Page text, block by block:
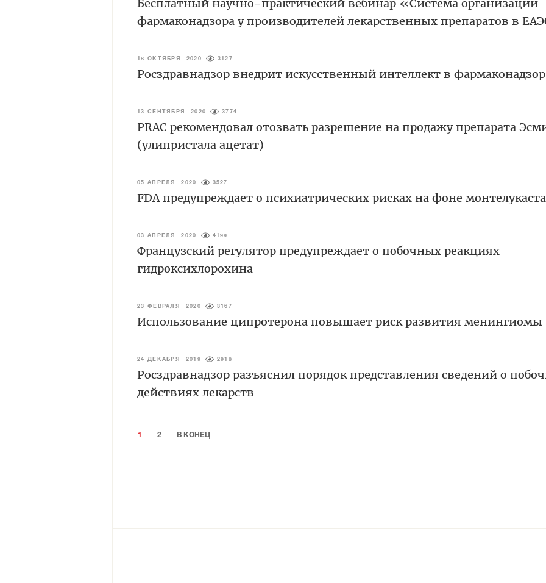
Бесплатный научно-практический вебинар «Система организации
фармаконадзора у производителей лекарственных препаратов в
18 ОКТЯБРЯ 2020 3127
Росздравнадзор внедрит искусственный интеллект в фармаконадзор
13 СЕНТЯБРЯ 2020 3774
PRAC рекомендовал отозвать разрешение на продажу препарата
(улипристала ацетат)
05 АПРЕЛЯ 2020 3527
FDA предупреждает о психиатрических рисках на фоне монтелукаста
03 АПРЕЛЯ 2020 4199
Французский регулятор предупреждает о побочных реакциях
гидроксихлорохина
23 ФЕВРАЛЯ 2020 3167
Использование ципротерона повышает риск развития менингиомы
24 ДЕКАБРЯ 2019 2918
Росздравнадзор разъяснил порядок представления сведений о
действиях лекарств
1 2 В КОНЕЦ